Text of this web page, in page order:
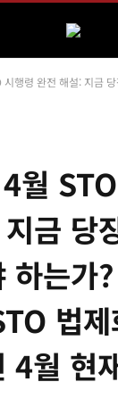
설: 지금 당장 무엇을 준비해야 하는가? –
월
금 당
하는가
법
4월 현